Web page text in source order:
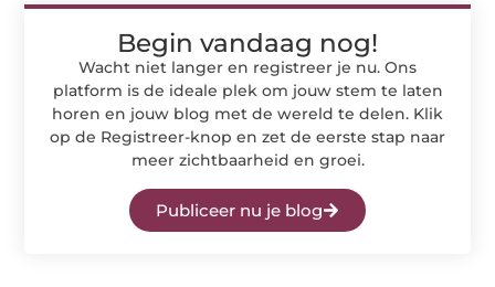
Begin vandaag nog!
Wacht niet langer en registreer je nu. Ons
platform is de ideale plek om jouw stem te laten
horen en jouw blog met de wereld te delen. Klik
op de Registreer-knop en zet de eerste stap naar
meer zichtbaarheid en groei.
Publiceer nu je blog